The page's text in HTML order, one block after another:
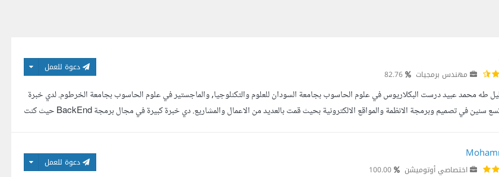
مهندس برمجيات 82.76
دعوة للعمل
طه محمد عبيد درست البكلاريوس في علوم الحاسوب بجامعة السودان للعلوم والتكنلوجيا, والماجستير في علوم الحاسوب بجامعة الخرطوم. لدي خبرة
اكثر من تسع سنين في تصميم وبرمجة الانظمة والمواقع الالكترونية بحيث قمت بالعديد من الاعمال والمشاريع. دي خبرة كبيرة في مجال برمجة BackEnd حيث كنت
اختصاصي أوتوميشن 100.00
دعوة للعمل